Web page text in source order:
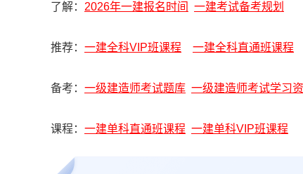
了解： 2026年一建报名时间 一建考试备考规划
推荐： 一建全科VIP班课程 一建全科直通班课程
备考： 一级建造师考试题库 一级建造师考试学习
课程： 一建单科直通班课程 一建单科VIP班课程